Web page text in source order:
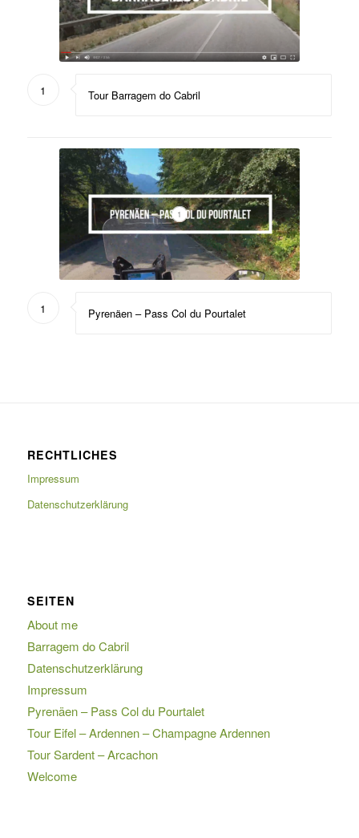
1 Tour Barragem do Cabril
1
1 Pyrenäen – Pass Col du Pourtalet
RECHTLICHES
Impressum
Datenschutzerklärung
SEITEN
About me
Barragem do Cabril
Datenschutzerklärung
Impressum
Pyrenäen – Pass Col du Pourtalet
Tour Eifel – Ardennen – Champagne Ardennen
Tour Sardent – Arcachon
Welcome